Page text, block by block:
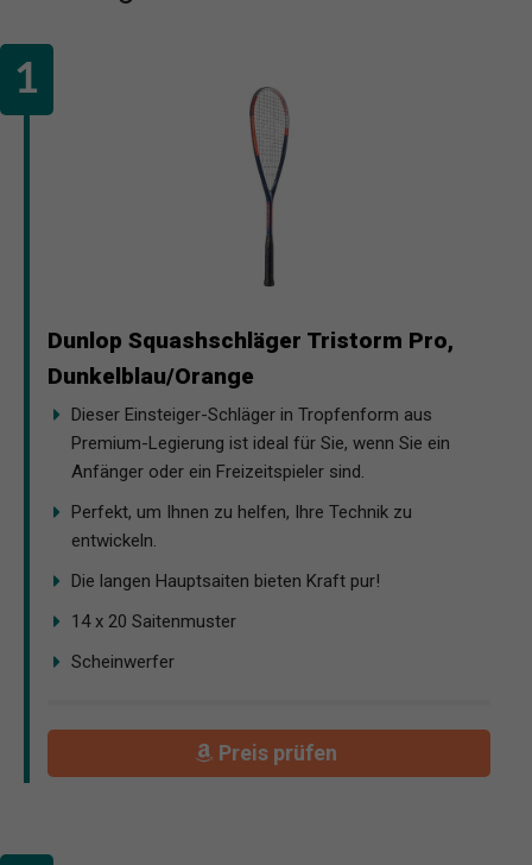
Dunlop Squashschläger Tristorm Pro,
Dunkelblau/Orange
Dieser Einsteiger-Schläger in Tropfenform aus
Premium-Legierung ist ideal für Sie, wenn Sie ein
Anfänger oder ein Freizeitspieler sind.
Perfekt, um Ihnen zu helfen, Ihre Technik zu
entwickeln.
Die langen Hauptsaiten bieten Kraft pur!
14 x 20 Saitenmuster
Scheinwerfer
Preis prüfen